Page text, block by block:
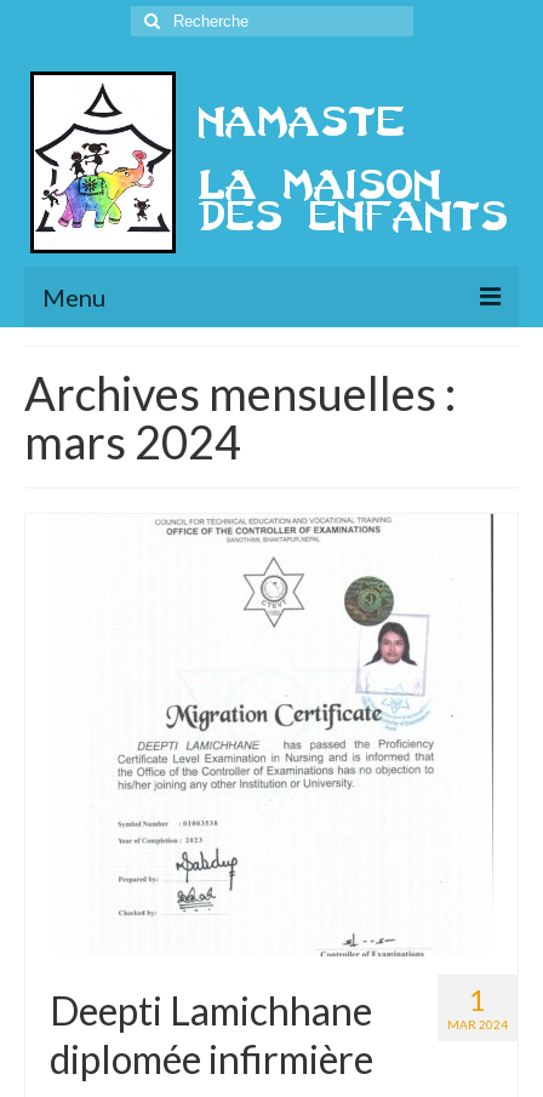
Rechercher
:
Menu
Présentation
l’Ethique
Missions 2023
Actualités
Archives mensuelles :
mars 2024
1
MAR 2024
Deepti Lamichhane
diplomée infirmière